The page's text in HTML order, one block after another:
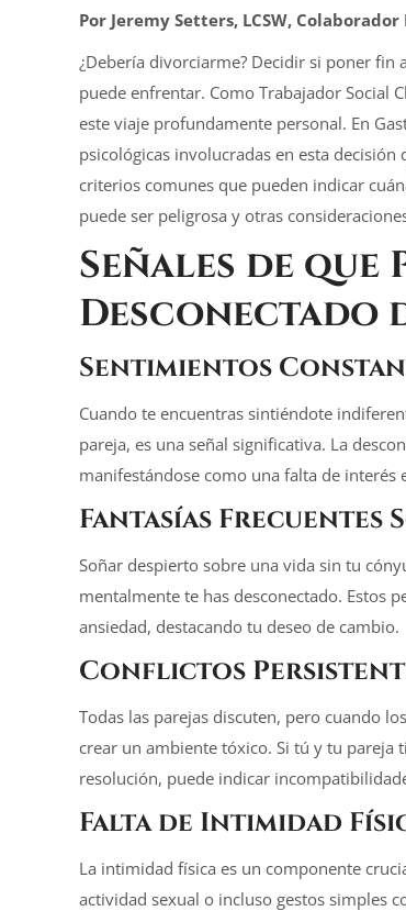
Por Jeremy Setters, LCSW,
¿Debería divorciarme? Decidir si poner fin
puede enfrentar. Como Trabajador Social
este viaje profundamente personal. En
psicológicas involucradas en esta
criterios comunes que pueden indicar
puede ser peligrosa y otras
Señales de
Desconectado
Sentimientos
Cuando te encuentras sintiéndote
pareja, es una señal significativa. La
manifestándose como una falta de interés
Fantasías Frecuentes
Soñar despierto sobre una vida sin tu
mentalmente te has desconectado. Estos
ansiedad, destacando tu deseo de cambio.
Conflictos
Todas las parejas discuten, pero cuando
crear un ambiente tóxico. Si tú y tu pareja
resolución, puede indicar
Falta de Intimidad
La intimidad física es un componente
actividad sexual o incluso gestos simples